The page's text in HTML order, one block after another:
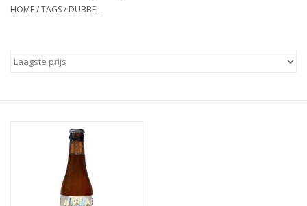
Barneveldse specialiteiten
Gedistilleerd &
likeuren&Overig
Wijnglazen - openers -karaffen
HOME/TAGS/ DUBBEL